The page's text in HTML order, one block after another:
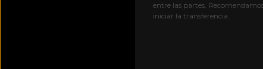
entre las partes.
iniciar la transferencia.